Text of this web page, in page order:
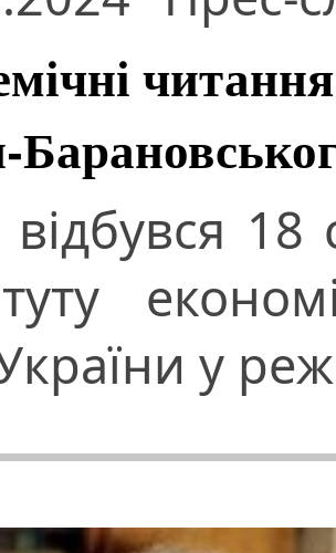
відбувся
у